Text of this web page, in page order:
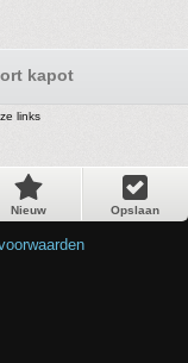
kapot
links
Nieuw Opslaan